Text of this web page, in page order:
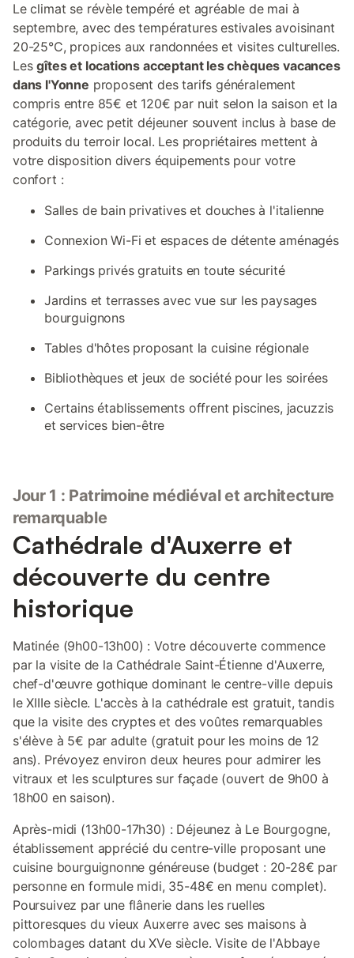
Le climat se révèle tempéré et agréable de mai à
septembre, avec des températures estivales avoisinant
20-25°C, propices aux randonnées et visites culturelles.
Lesgîtes et locations acceptant les chèques vacances
dans l'Yonne proposent des tarifs généralement
compris entre 85€ et 120€ par nuit selon la saison et la
catégorie, avec petit déjeuner souvent inclus à base de
produits du terroir local. Les propriétaires mettent à
votre disposition divers équipements pour votre
confort :
Salles de bain privatives et douches à l'italienne
Connexion Wi-Fi et espaces de détente aménagés
Parkings privés gratuits en toute sécurité
Jardins et terrasses avec vue sur les paysages
bourguignons
Tables d'hôtes proposant la cuisine régionale
Bibliothèques et jeux de société pour les soirées
Certains établissements offrent piscines, jacuzzis
et services bien-être
Jour 1 : Patrimoine médiéval et architecture
remarquable
Cathédrale d'Auxerre et
découverte du centre
historique
Matinée (9h00-13h00) : Votre découverte commence
par la visite de la Cathédrale Saint-Étienne d'Auxerre,
chef-d'œuvre gothique dominant le centre-ville depuis
le XIIIe siècle. L'accès à la cathédrale est gratuit, tandis
que la visite des cryptes et des voûtes remarquables
s'élève à 5€ par adulte (gratuit pour les moins de 12
ans). Prévoyez environ deux heures pour admirer les
vitraux et les sculptures sur façade (ouvert de 9h00 à
18h00 en saison).
Après-midi (13h00-17h30) : Déjeunez à Le Bourgogne,
établissement apprécié du centre-ville proposant une
cuisine bourguignonne généreuse (budget : 20-28€ par
personne en formule midi, 35-48€ en menu complet).
Poursuivez par une flânerie dans les ruelles
pittoresques du vieux Auxerre avec ses maisons à
colombages datant du XVe siècle. Visite de l'Abbaye